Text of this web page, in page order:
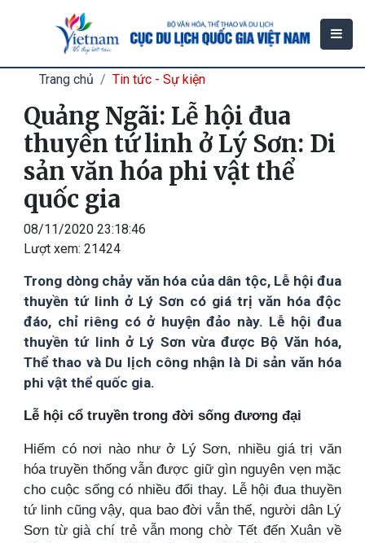
Trang chủ Tin tức - Sự kiện
Quảng Ngãi: Lễ hội đua
thuyền tứ linh ở Lý Sơn: Di
sản văn hóa phi vật thể
quốc gia
08/11/2020 23:18:46
Lượt xem: 21424
Trong dòng chảy văn hóa của dân tộc, Lễ hội đua
thuyền tứ linh ở Lý Sơn có giá trị văn hóa độc
đáo, chỉ riêng có ở huyện đảo này. Lễ hội đua
thuyền tứ linh ở Lý Sơn vừa được Bộ Văn hóa,
Thể thao và Du lịch công nhận là Di sản văn hóa
phi vật thể quốc gia.
Lễ hội cổ truyền trong đời sống đương đại
Hiếm có nơi nào như ở Lý Sơn, nhiều giá trị văn
hóa truyền thống vẫn được giữ gìn nguyên vẹn mặc
cho cuộc sống có nhiều đổi thay. Lễ hội đua thuyền
tứ linh cũng vậy, qua bao đời vẫn thế, người dân Lý
Sơn từ già chí trẻ vẫn mong chờ Tết đến Xuân về